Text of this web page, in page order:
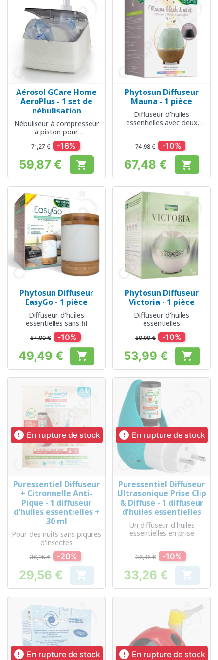
Aérosol GCare Home
AeroPlus - 1 set de
nébulisation
Nébuliseur à compresseur
à piston pour
l’aérosolthérapie
71,27 € -16%
Prix
59,87 € 
Phytosun Diffuseur
Mauna - 1 pièce
Diffuseur d'huiles
essentielles avec deux
74,98 € -10%
Prix
67,48 € 
Phytosun Diffuseur
EasyGo - 1 pièce
Diffuseur d'huiles
essentielles sans fil
54,99 € -10%
Prix
49,49 € 
Phytosun Diffuseur
Victoria - 1 pièce
Diffuseur d'huiles
essentielles
59,99 € -10%
Prix
53,99 € 
 En rupture de stock
Puressentiel Diffuseur
+ Citronnelle Anti-
Pique - 1 diffuseur
d'huiles essentielles +
30 ml
Pour des nuits sans piqures
d'insectes
36,95 € -20%
Prix
29,56 € 
 En rupture de stock
Puressentiel Diffuseur
Ultrasonique Prise Clip
& Diffuse - 1 diffuseur
d'huiles essentielles
Un diffuseur d'huiles
essentielles en prise
36,95 € -10%
Prix
33,26 € 
 En rupture de stock  En rupture de stock